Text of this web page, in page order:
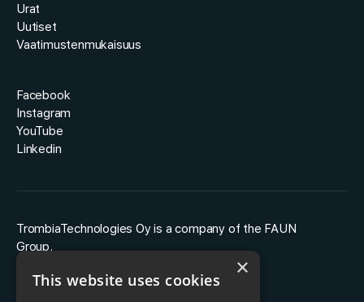
Urat
Uutiset
Vaatimustenmukaisuus
Facebook
Instagram
YouTube
Linkedin
TrombiaTechnologies Oy is a company of the FAUN
Group.
×
This website uses cookies